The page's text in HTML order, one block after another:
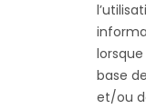
base
et/ou